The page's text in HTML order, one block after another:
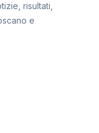
risultati,
e